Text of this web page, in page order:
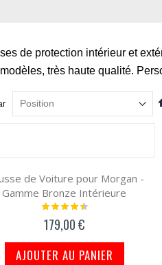
de protection intérieur et
très haute qualité.
de Voiture pour Morgan -
Gamme Bronze Intérieure
Notation:
179,00 €
AJOUTER AU PANIER